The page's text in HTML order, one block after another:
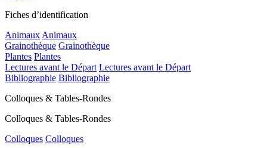
Fiches d’identification
Animaux Animaux
Grainothèque Grainothèque
Plantes Plantes
Lectures avant le Départ Lectures avant le Départ
Bibliographie Bibliographie
Colloques & Tables-Rondes
Colloques & Tables-Rondes
Colloques Colloques